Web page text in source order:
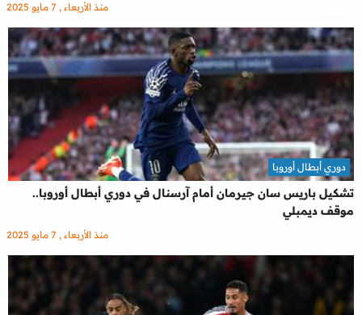
منذ الأربعاء , 7 مايو 2025
تشكيل باريس سان جيرمان أمام آرسنال في دوري أبطال أوروبا..
موقف ديمبلي
دوري أبطال أوروبا
منذ الأربعاء , 7 مايو 2025